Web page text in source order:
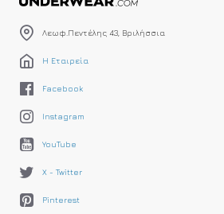
Λεωφ.Πεντέλης 43, Βριλήσσια
Η Εταιρεία
Facebook
Instagram
YouTube
X - Twitter
Pinterest